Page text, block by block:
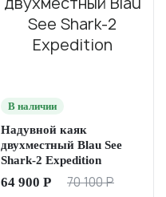
В наличии
Надувной каяк
двухместный Blau See
Shark-2 Expedition
64 900 Р 70 100 Р